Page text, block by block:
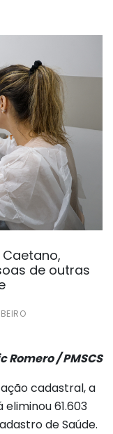
de outras
Romero / PMSCS
cadastral, a
61.603
de Saúde.